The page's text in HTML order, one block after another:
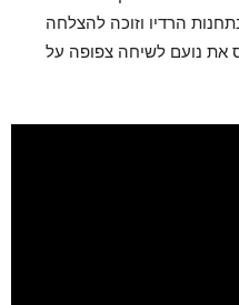
הרדיו וזוכה להצלחה
את נועם לשיחה צפופה על